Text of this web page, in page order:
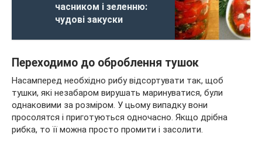
часником і зеленню:
чудові закуски
Переходимо до оброблення тушок
Насамперед необхідно рибу відсортувати так, щоб
тушки, які незабаром вирушать маринуватися, були
однаковими за розміром. У цьому випадку вони
просолятся і приготуються одночасно. Якщо дрібна
рибка, то її можна просто промити і засолити.